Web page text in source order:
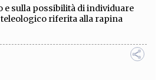
e sulla possibilità di individuare
teleologico riferita alla rapina